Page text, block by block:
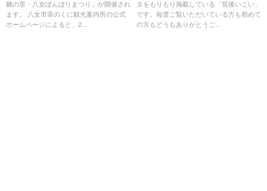
雛の里・八女ぼんぼりまつり」が開催され
ます。 八女市茶のくに観光案内所の公式
ホームページによると、2...
タをもりもり掲載している「筑後いこい」
です。毎度ご覧いただいている方も初めて
の方もどうもありがとうご...